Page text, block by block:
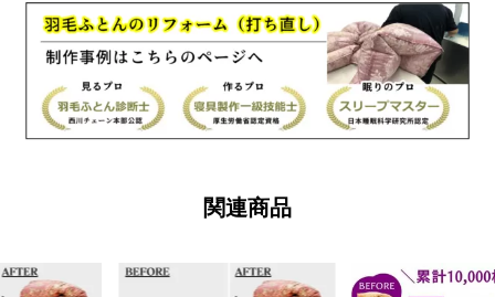
ふ
と
リ
フ
ー
ム
ま
関連商品